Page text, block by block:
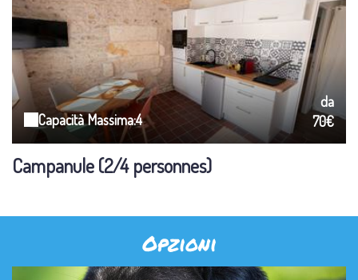
da
70€
Capacità Massima:4
Campanule (2/4 personnes)
Opzioni